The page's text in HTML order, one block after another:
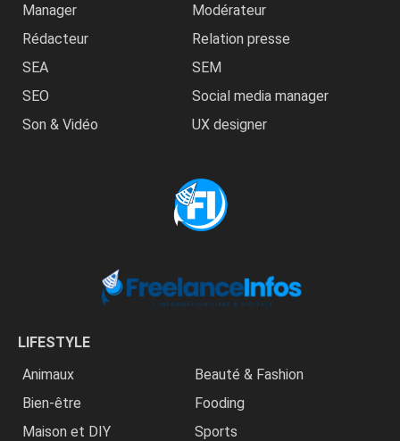
Manager
Modérateur
Rédacteur
Relation presse
SEA
SEM
SEO
Social media manager
Son & Vidéo
UX designer
LIFESTYLE
Animaux
Beauté & Fashion
Bien-être
Fooding
Maison et DIY
Sports